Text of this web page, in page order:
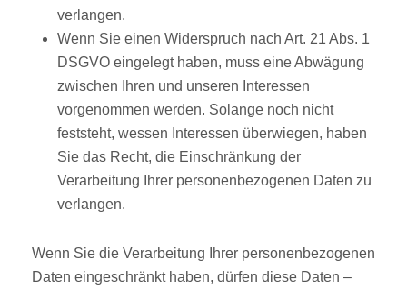
verlangen.
Wenn Sie einen Widerspruch nach Art. 21 Abs. 1
DSGVO eingelegt haben, muss eine Abwägung
zwischen Ihren und unseren Interessen
vorgenommen werden. Solange noch nicht
feststeht, wessen Interessen überwiegen, haben
Sie das Recht, die Einschränkung der
Verarbeitung Ihrer personenbezogenen Daten zu
verlangen.
Wenn Sie die Verarbeitung Ihrer personenbezogenen
Daten eingeschränkt haben, dürfen diese Daten –